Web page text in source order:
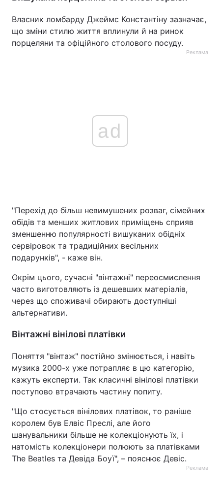
Власник ломбарду Джеймс Константіну зазначає,
що зміни стилю життя вплинули й на ринок
порцеляни та офіційного столового посуду.
Реклама
ad
"Перехід до більш невимушених розваг, сімейних
обідів та менших житлових приміщень сприяв
зменшенню популярності вишуканих обідніх
сервіровок та традиційних весільних
подарунків", - каже він.
Окрім цього, сучасні "вінтажні" переосмислення
часто виготовляють із дешевших матеріалів,
через що споживачі обирають доступніші
альтернативи.
Вінтажні вінілові платівки
Поняття "вінтаж" постійно змінюється, і навіть
музика 2000-х уже потрапляє в цю категорію,
кажуть експерти. Так класичні вінілові платівки
поступово втрачають частину попиту.
"Що стосується вінілових платівок, то раніше
королем був Елвіс Преслі, але його
шанувальники більше не колекціонують їх, і
натомість колекціонери полюють за платівками
The Beatles та Девіда Боуї", – пояснює Девіс.
Реклама